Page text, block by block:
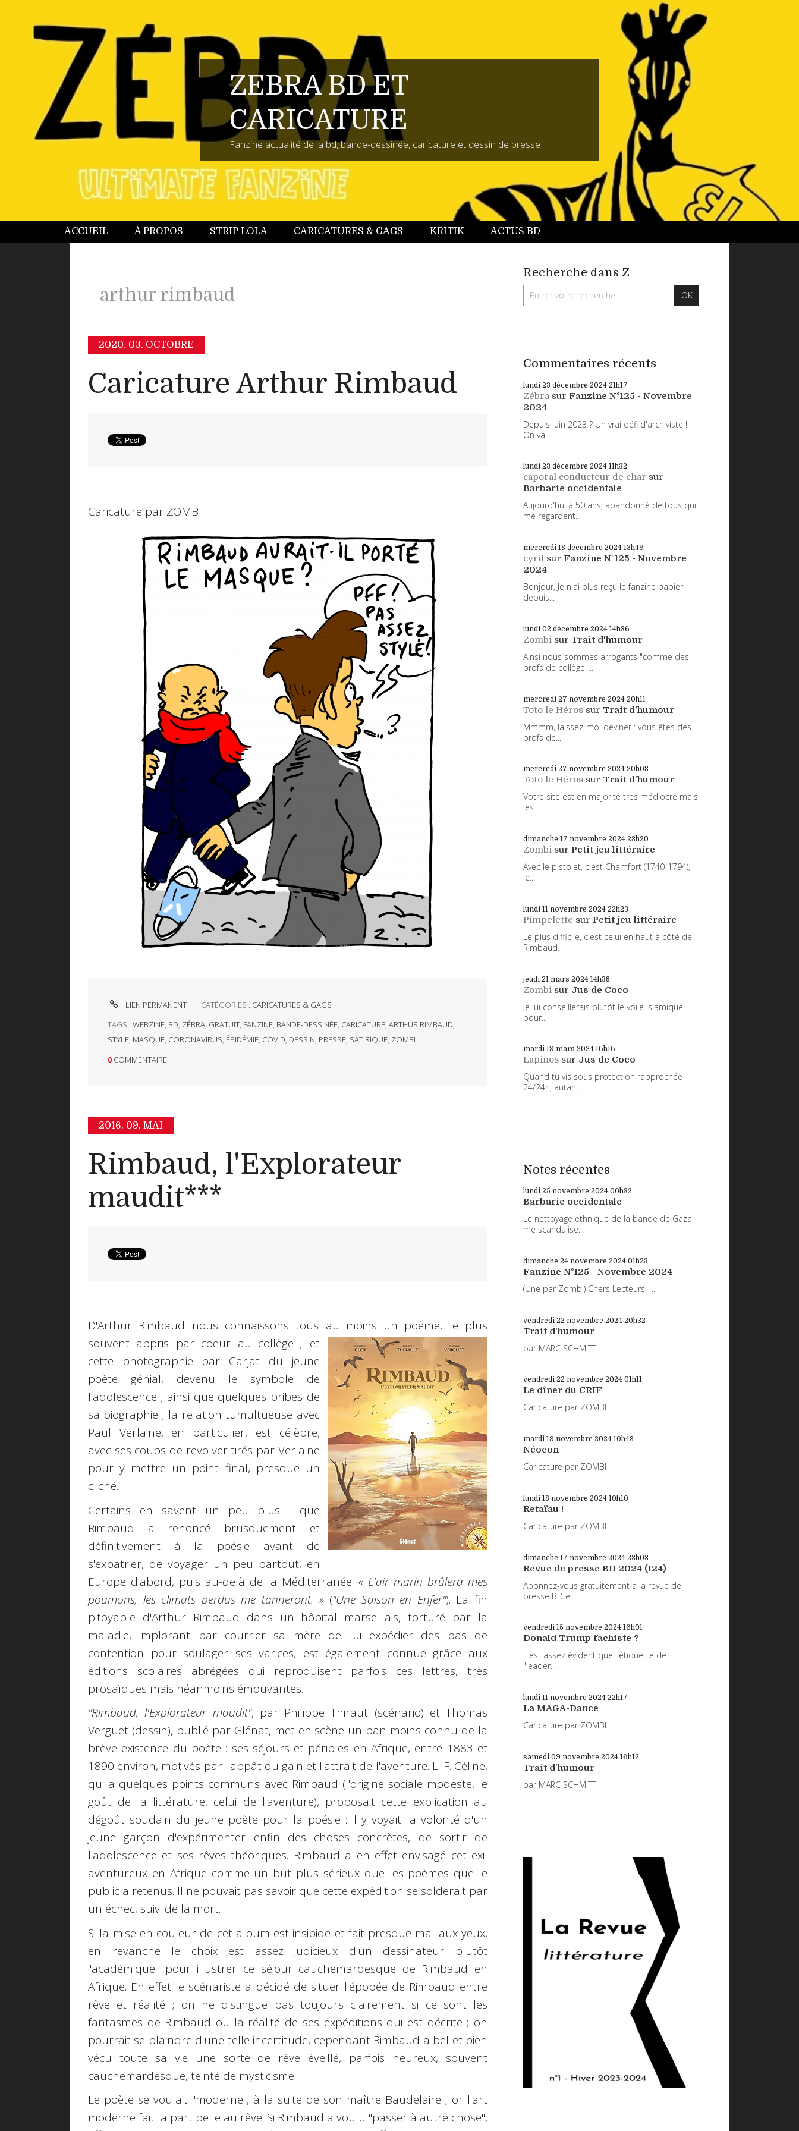
ZEBRA BD ET
CARICATURE
Fanzine actualité de la bd, bande-dessinée, caricature et dessin de presse
ACCUEIL À PROPOS STRIP LOLA CARICATURES & GAGS KRITIK ACTUS BD
arthur rimbaud
2020. 03. OCTOBRE
Caricature Arthur Rimbaud
Caricature par ZOMBI
LIEN PERMANENT CATÉGORIES : CARICATURES & GAGS
TAGS : WEBZINE, BD, ZÉBRA, GRATUIT, FANZINE, BANDE-DESSINÉE, CARICATURE, ARTHUR RIMBAUD,
STYLE, MASQUE, CORONAVIRUS, ÉPIDÉMIE, COVID, DESSIN, PRESSE, SATIRIQUE, ZOMBI
0 COMMENTAIRE
2016. 09. MAI
Rimbaud, l'Explorateur
maudit***
D'Arthur Rimbaud nous connaissons tous au moins un poème, le plus
souvent appris par coeur au collège ; et
cette photographie par Carjat du jeune
poète génial, devenu le symbole de
l'adolescence ; ainsi que quelques bribes de
sa biographie ; la relation tumultueuse avec
Paul Verlaine, en particulier, est célèbre,
avec ses coups de revolver tirés par Verlaine
pour y mettre un point final, presque un
cliché.
Certains en savent un peu plus : que
Rimbaud a renoncé brusquement et
définitivement à la poésie avant de
s'expatrier, de voyager un peu partout, en
Europe d'abord, puis au-delà de la Méditerranée. « L'air marin brûlera mes
poumons, les climats perdus me tanneront. » ("Une Saison en Enfer"). La fin
pitoyable d'Arthur Rimbaud dans un hôpital marseillais, torturé par la
maladie, implorant par courrier sa mère de lui expédier des bas de
contention pour soulager ses varices, est également connue grâce aux
éditions scolaires abrégées qui reproduisent parfois ces lettres, très
prosaïques mais néanmoins émouvantes.
"Rimbaud, l'Explorateur maudit", par Philippe Thiraut (scénario) et Thomas
Verguet (dessin), publié par Glénat, met en scène un pan moins connu de la
brève existence du poète : ses séjours et périples en Afrique, entre 1883 et
1890 environ, motivés par l'appât du gain et l'attrait de l'aventure. L.-F. Céline,
qui a quelques points communs avec Rimbaud (l'origine sociale modeste, le
goût de la littérature, celui de l'aventure), proposait cette explication au
dégoût soudain du jeune poète pour la poésie : il y voyait la volonté d'un
jeune garçon d'expérimenter enfin des choses concrètes, de sortir de
l'adolescence et ses rêves théoriques. Rimbaud a en effet envisagé cet exil
aventureux en Afrique comme un but plus sérieux que les poèmes que le
public a retenus. Il ne pouvait pas savoir que cette expédition se solderait par
un échec, suivi de la mort.
Si la mise en couleur de cet album est insipide et fait presque mal aux yeux,
en revanche le choix est assez judicieux d'un dessinateur plutôt
"académique" pour illustrer ce séjour cauchemardesque de Rimbaud en
Afrique. En effet le scénariste a décidé de situer l'épopée de Rimbaud entre
rêve et réalité ; on ne distingue pas toujours clairement si ce sont les
fantasmes de Rimbaud ou la réalité de ses expéditions qui est décrite ; on
pourrait se plaindre d'une telle incertitude, cependant Rimbaud a bel et bien
vécu toute sa vie une sorte de rêve éveillé, parfois heureux, souvent
cauchemardesque, teinté de mysticisme.
Le poète se voulait "moderne", à la suite de son maître Baudelaire ; or l'art
moderne fait la part belle au rêve. Si Rimbaud a voulu "passer à autre chose",
Recherche dans Z
Commentaires récents
lundi 23 décembre 2024 21h17
Zébra sur Fanzine N°125 - Novembre
2024
Depuis juin 2023 ? Un vrai défi d'archiviste !
On va...
lundi 23 décembre 2024 11h32
caporal conducteur de char sur
Barbarie occidentale
Aujourd'hui à 50 ans, abandonné de tous qui
me regardent...
mercredi 18 décembre 2024 13h49
cyril sur Fanzine N°125 - Novembre
2024
Bonjour, Je n'ai plus reçu le fanzine papier
depuis...
lundi 02 décembre 2024 14h36
Zombi sur Trait d'humour
Ainsi nous sommes arrogants "comme des
profs de collège"...
mercredi 27 novembre 2024 20h11
Toto le Héros sur Trait d'humour
Mmmm, laissez-moi deviner : vous êtes des
profs de...
mercredi 27 novembre 2024 20h08
Toto le Héros sur Trait d'humour
Votre site est en majorité très médiocre mais
les...
dimanche 17 novembre 2024 23h20
Zombi sur Petit jeu littéraire
Avec le pistolet, c'est Chamfort (1740-1794),
le...
lundi 11 novembre 2024 22h23
Pimpelette sur Petit jeu littéraire
Le plus difficile, c'est celui en haut à côté de
Rimbaud.
jeudi 21 mars 2024 14h38
Zombi sur Jus de Coco
Je lui conseillerais plutôt le voile islamique,
pour...
mardi 19 mars 2024 16h16
Lapinos sur Jus de Coco
Quand tu vis sous protection rapprochée
24/24h, autant...
Notes récentes
lundi 25 novembre 2024 00h32
Barbarie occidentale
Le nettoyage ethnique de la bande de Gaza
me scandalise...
dimanche 24 novembre 2024 01h23
Fanzine N°125 - Novembre 2024
(Une par Zombi) Chers Lecteurs, ...
vendredi 22 novembre 2024 20h32
Trait d'humour
par MARC SCHMITT
vendredi 22 novembre 2024 01h11
Le dîner du CRIF
Caricature par ZOMBI
mardi 19 novembre 2024 10h43
Néocon
Caricature par ZOMBI
lundi 18 novembre 2024 10h10
Retaïau !
Caricature par ZOMBI
dimanche 17 novembre 2024 23h03
Revue de presse BD 2024 (124)
Abonnez-vous gratuitement à la revue de
presse BD et...
vendredi 15 novembre 2024 16h01
Donald Trump fachiste ?
Il est assez évident que l'étiquette de
"leader...
lundi 11 novembre 2024 22h17
La MAGA-Dance
Caricature par ZOMBI
samedi 09 novembre 2024 16h12
Trait d'humour
par MARC SCHMITT